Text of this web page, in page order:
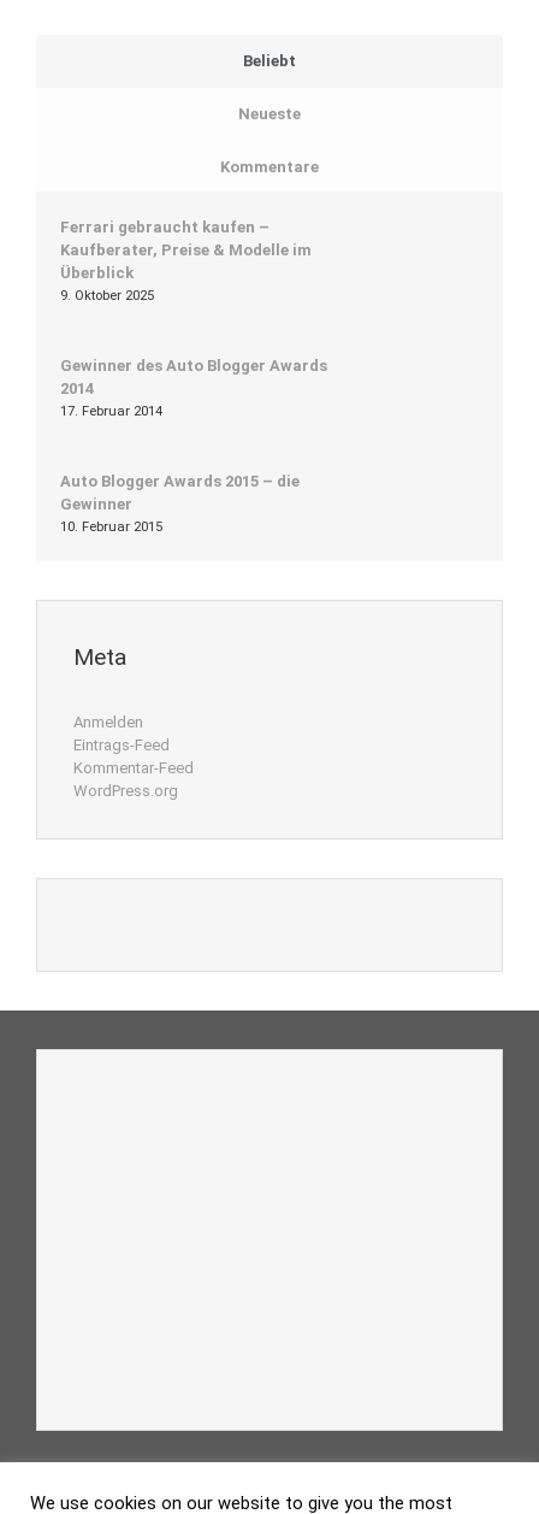
Beliebt
Neueste
Kommentare
Ferrari gebraucht kaufen –
Kaufberater, Preise & Modelle im
Überblick
9. Oktober 2025
Gewinner des Auto Blogger Awards
2014
17. Februar 2014
Auto Blogger Awards 2015 – die
Gewinner
10. Februar 2015
Meta
Anmelden
Eintrags-Feed
Kommentar-Feed
WordPress.org
We use cookies on our website to give you the most